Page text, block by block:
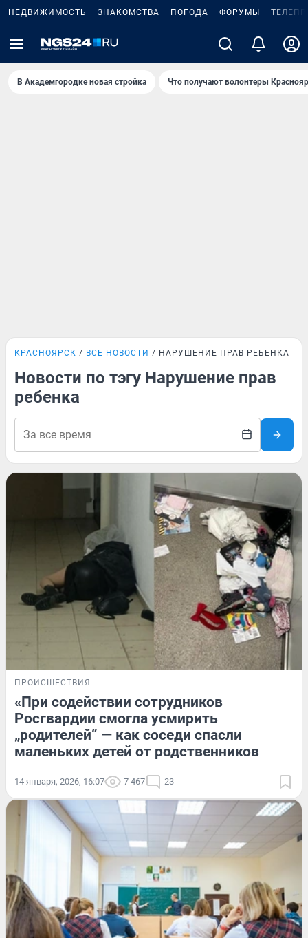
НЕДВИЖИМОСТЬ ЗНАКОМСТВА ПОГОДА ФОРУМЫ
В Академгородке новая стройка Что получают волонтеры
КРАСНОЯРСК ВСЕ НОВОСТИ НАРУШЕНИЕ ПРАВ РЕБЕНКА
Новости по тэгу Нарушение прав
ребенка
ПРОИСШЕСТВИЯ
«При содействии сотрудников
Росгвардии смогла усмирить
„родителей“ — как соседи спасли
маленьких детей от родственников
14 января, 2026, 16:07 7 467 23